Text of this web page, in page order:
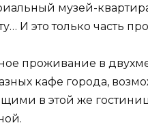
музей-
И это только часть
проживание в
кафе города,
в этой же